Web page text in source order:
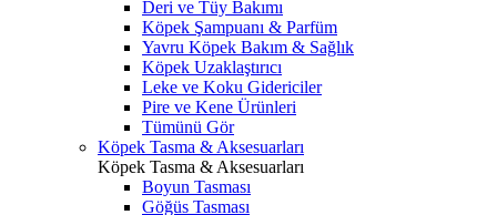
Deri ve Tüy Bakımı
Köpek Şampuanı & Parfüm
Yavru Köpek Bakım & Sağlık
Köpek Uzaklaştırıcı
Leke ve Koku Gidericiler
Pire ve Kene Ürünleri
Tümünü Gör
Köpek Tasma & Aksesuarları
Köpek Tasma & Aksesuarları
Boyun Tasması
Göğüs Tasması